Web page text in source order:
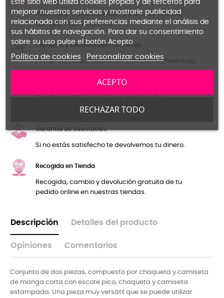
Plazo de 2-5 días o 24-48h a partir de 60€ de
compra. Para Península.
Cambios y Devoluciones Gratuitas
Primer cambio o devolución Gratuíto en Península.
Certificado SSL para la seguridad de las
transacciones y tus datos personales.
Garantía de Reembolso
Si no estás satisfecho te devolvemos tu dinero.
Recogida en Tienda
Recogida, cambio y devolución gratuita de tu
pedido online en nuestras tiendas.
Descripción Detalles del producto
Opiniones Comentarios
Conjunto de dos piezas, compuesto por chaqueta y camiseta
de manga corta con escote pico, chaqueta y camiseta
estampada. Una pieza muy versátil que se puede utilizar
Este sitio web utiliza cookies propias y de terceros para
mejorar nuestros servicios y mostrarle publicidad
relacionada con sus preferencias mediante el análisis de
sus hábitos de navegación. Para dar su consentimiento
sobre su uso pulse el botón Acepto.
Política de cookies Personalizar cookies
RECHAZAR TODO
ACEPTO